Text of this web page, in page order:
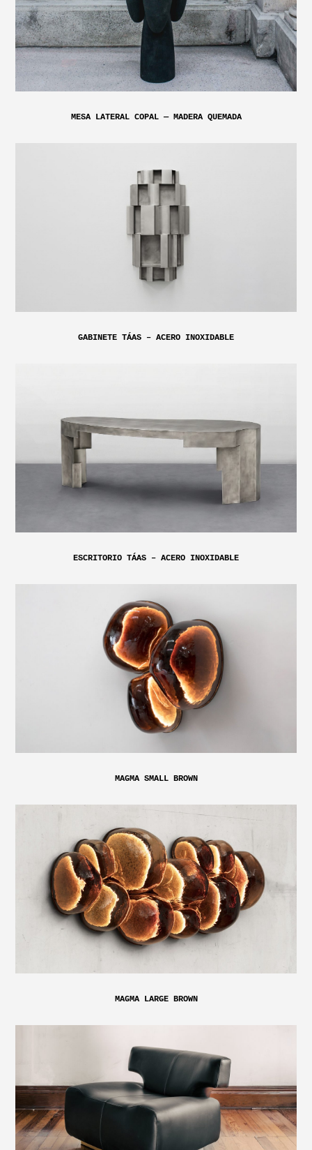
MESA LATERAL COPAL — MADERA QUEMADA
GABINETE TÁAS – ACERO INOXIDABLE
ESCRITORIO TÁAS – ACERO INOXIDABLE
MAGMA SMALL BROWN
MAGMA LARGE BROWN